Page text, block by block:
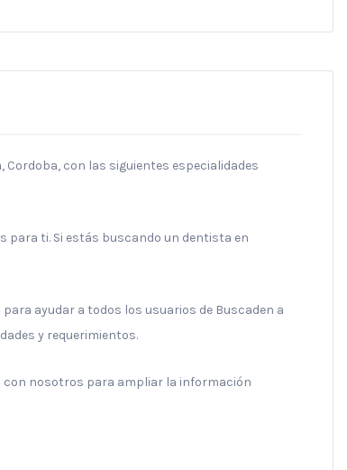
Cordoba, con las siguientes especialidades
para ti. Si estás buscando un dentista en
ayudar a todos los usuarios de Buscaden a
y requerimientos.
con nosotros para ampliar la información